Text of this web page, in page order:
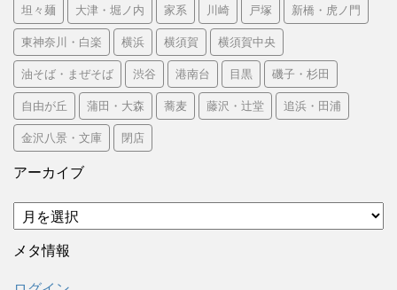
坦々麺 大津・堀ノ内 家系 川崎 戸塚 新橋・虎ノ門
東神奈川・白楽 横浜 横須賀 横須賀中央
油そば・まぜそば 渋谷 港南台 目黒 磯子・杉田
自由が丘 蒲田・大森 蕎麦 藤沢・辻堂 追浜・田浦
金沢八景・文庫 閉店
アーカイブ
ア
ー
カ
ブ
メタ情報